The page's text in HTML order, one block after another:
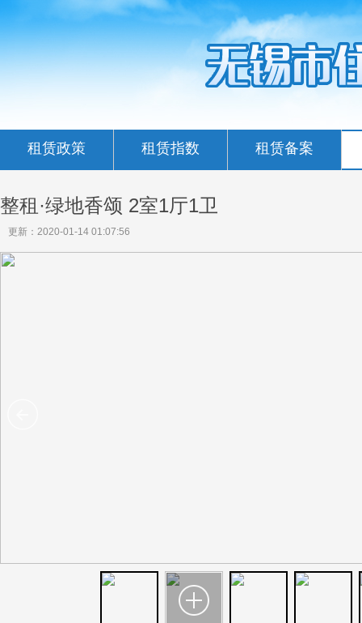
租赁政策 租赁指数 租赁备案
整租·绿地香颂 2室1厅1卫
更新：2020-01-14 01:07:56